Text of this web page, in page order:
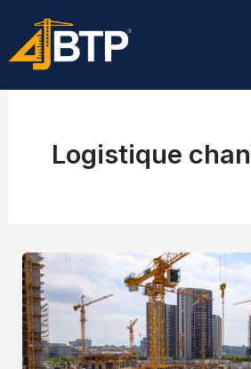
contenu
Logistique